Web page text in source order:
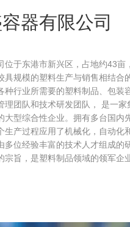
器有限公司
位于东港市新兴区，占地约43亩
具规模的塑料生产与销售相结合
种行业所需要的塑料制品、包装
理团队和技术研发团队， 是一家
大型综合性企业。拥有多台国内
生产过程应用了机械化，自动化
多位经验丰富的技术人才组成的
旨，是塑料制品领域的领军企